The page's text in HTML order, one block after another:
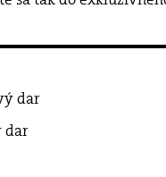
dar
dar